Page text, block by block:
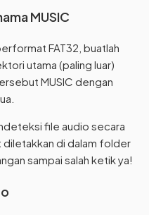
MUSIC
FAT32, buatlah
utama (paling luar)
MUSIC dengan
file audio secara
di dalam folder
sampai salah ketik ya!